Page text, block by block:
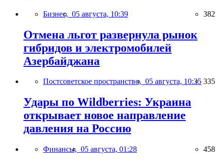
Бизнес, 05 августа, 10:39 382
Отмена льгот развернула рынок
гибридов и электромобилей
Азербайджана
Постсоветское пространство, 05 августа, 10:35 335
Удары по Wildberries: Украина
открывает новое направление
давления на Россию
Финансы, 05 августа, 01:28 458